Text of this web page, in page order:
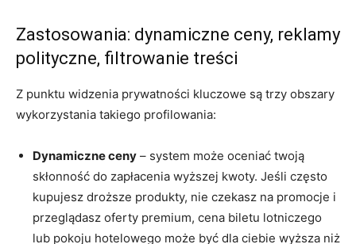
Zastosowania: dynamiczne ceny, reklamy
polityczne, filtrowanie treści
Z punktu widzenia prywatności kluczowe są trzy obszary
wykorzystania takiego profilowania:
Dynamiczne ceny – system może oceniać twoją
skłonność do zapłacenia wyższej kwoty. Jeśli często
kupujesz droższe produkty, nie czekasz na promocje i
przeglądasz oferty premium, cena biletu lotniczego
lub pokoju hotelowego może być dla ciebie wyższa niż